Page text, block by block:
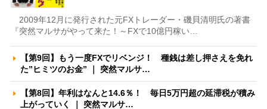
2009年12月に発行された元FXトレーダー・磯貝清明氏の著書
『突然マルサがやって来た！～FXで10億円稼い…
【第9回】もう一度FXでリベンジ！ 種銭は差し押さえを免れ
た”ヒミツのお金” ｜ 突然マルサ…
【第8回】年利はなんと14.6％！ 毎日5万円超の延滞税が積み
上がっていく ｜ 突然マルサ…